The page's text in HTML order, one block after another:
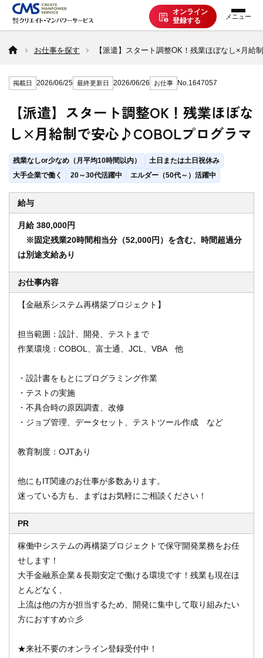
オンライン
登録する
お仕事を探す
派遣で働く
登録の流れ
派遣の知識
企業の方へ
CMSについて
オンライン登録する
お仕事を探す 【派遣】スタート調整OK！残業ほぼなし×月給
掲載日 2026/06/25 最終更新日 2026/06/26 お仕事 No.1647057
【派遣】スタート調整OK！残業ほぼな
し×月給制で安心♪COBOLプログラマ
残業なしor少なめ（月平均10時間以内）
土日または土日祝休み
大手企業で働く
20～30代活躍中 エルダー（50代～）活躍中
給与
月給 380,000円
※固定残業20時間相当分（52,000円）を含む、時間超過分
は別途支給あり
お仕事内容
【金融系システム再構築プロジェクト】
担当範囲：設計、開発、テストまで
作業環境：COBOL、富士通、JCL、VBA 他
・設計書をもとにプログラミング作業
・テストの実施
・不具合時の原因調査、改修
・ジョブ管理、データセット、テストツール作成 など
教育制度：OJTあり
他にもIT関連のお仕事が多数あります。
迷っている方も、まずはお気軽にご相談ください！
PR
稼働中システムの再構築プロジェクトで保守開発業務をお任
せします！
大手金融系企業＆長期安定で働ける環境です！残業も現在ほ
とんどなく、
上流は他の方が担当するため、開発に集中して取り組みたい
方におすすめ☆彡
★来社不要のオンライン登録受付中！